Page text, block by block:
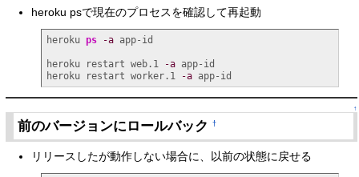
heroku psで現在のプロセスを確認して再起動
heroku ps -a app-id
heroku restart web.1 -a app-id
heroku restart worker.1
-a app-id
↑
前のバージョンにロールバック†
リリースしたが動作しない場合に、以前の状態に戻せる